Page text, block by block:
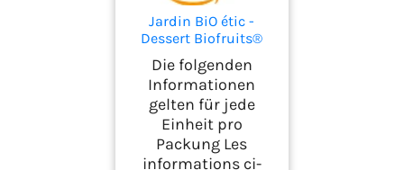
Jardin BiO étic -
Dessert Biofruits®
Pomme nature 680g
(Lot de 6)
Die folgenden
Informationen
gelten für jede
Einheit pro
Packung Les
informations ci-